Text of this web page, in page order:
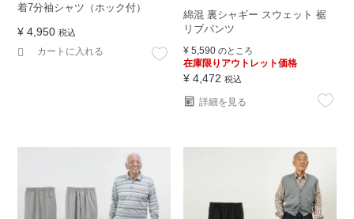
着7分袖シャツ（ホック付）
¥ 4,950 税込
カートに入れる
綿混 裏シャギー スウェット 裾
リブパンツ
¥ 5,590 のところ
在庫限りアウトレット価格
¥ 4,472 税込
詳細を見る